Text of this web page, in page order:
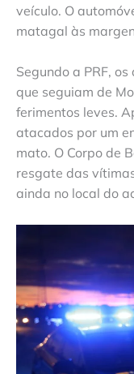
veículo. O
matagal às
Segundo a PRF,
que seguiam de
ferimentos leves.
atacados por um
mato. O Corpo de
resgate das
ainda no local do